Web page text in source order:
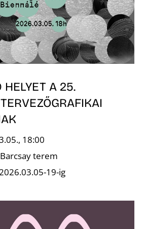
HELYET A 25.
18:00
terem
19-ig